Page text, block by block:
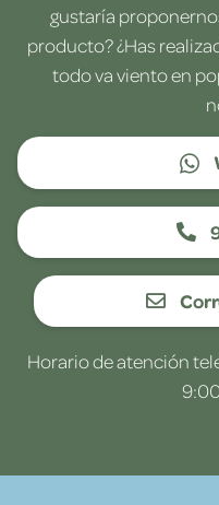
gustaría
producto? ¿Has
todo va viento en
Horario de atención